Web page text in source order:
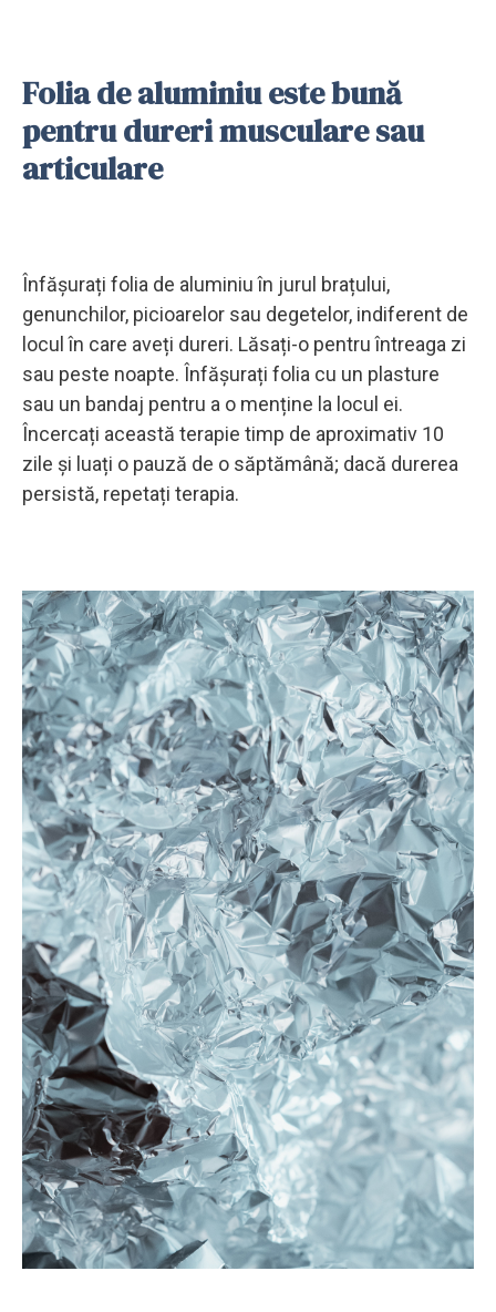
Folia de aluminiu este bună
pentru dureri musculare sau
articulare
Înfășurați folia de aluminiu în jurul brațului,
genunchilor, picioarelor sau degetelor, indiferent de
locul în care aveți dureri. Lăsați-o pentru întreaga zi
sau peste noapte. Înfășurați folia cu un plasture
sau un bandaj pentru a o menține la locul ei.
Încercați această terapie timp de aproximativ 10
zile și luați o pauză de o săptămână; dacă durerea
persistă, repetați terapia.